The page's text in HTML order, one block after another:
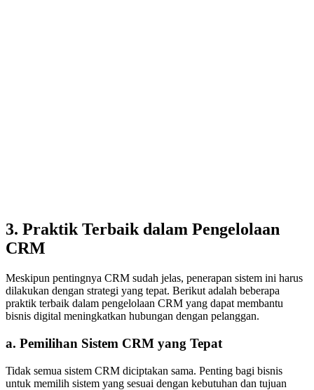
3. Praktik Terbaik dalam Pengelolaan
CRM
Meskipun pentingnya CRM sudah jelas, penerapan sistem ini harus
dilakukan dengan strategi yang tepat. Berikut adalah beberapa
praktik terbaik dalam pengelolaan CRM yang dapat membantu
bisnis digital meningkatkan hubungan dengan pelanggan.
a. Pemilihan Sistem CRM yang Tepat
Tidak semua sistem CRM diciptakan sama. Penting bagi bisnis
untuk memilih sistem yang sesuai dengan kebutuhan dan tujuan